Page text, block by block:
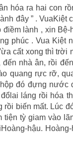
hóa ra hai con
đây ” . VuaKiệt
lành , xin
phúc . Vua Kiệt
cất xong thì trời
nhà ân, rồi
quang rực rỡ,
đó đựng nước
láng rồi hóa
rồi biến mất. Lúc
tiện tỳ giam vào
hậu.